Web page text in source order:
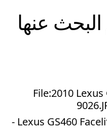
عنها
File:2010
ملف:Lexus GS460 Facelift 20090529 front.JPG -